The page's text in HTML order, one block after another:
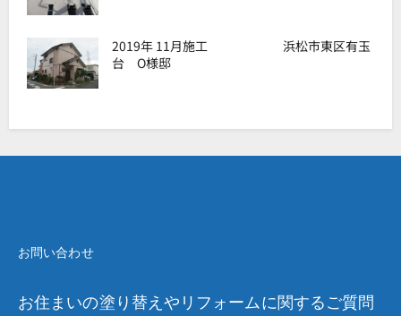
2019年 11月施工 浜松市東区有玉
台 O様邸
お問い合わせ
お住まいの塗り替えやリフォームに関するご質問